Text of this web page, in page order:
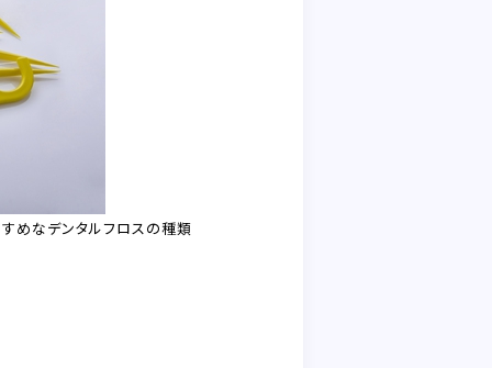
すめなデンタルフロスの種類